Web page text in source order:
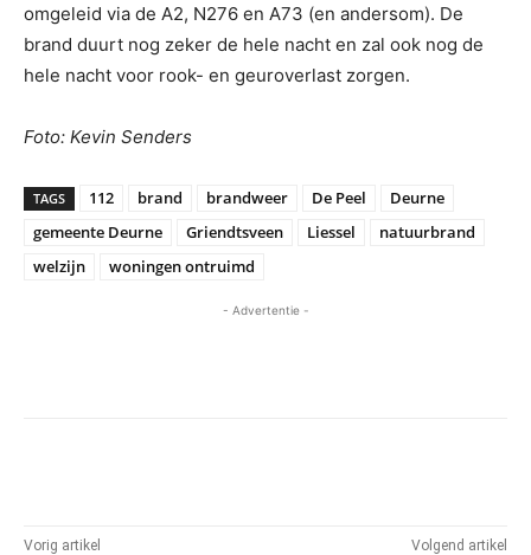
omgeleid via de A2, N276 en A73 (en andersom). De
brand duurt nog zeker de hele nacht en zal ook nog de
hele nacht voor rook- en geuroverlast zorgen.
Foto: Kevin Senders
TAGS 112 brand brandweer De Peel
Deurne
gemeente Deurne
Griendtsveen Liessel
natuurbrand
welzijn
woningen ontruimd
- Advertentie -
Vorig artikel Volgend artikel